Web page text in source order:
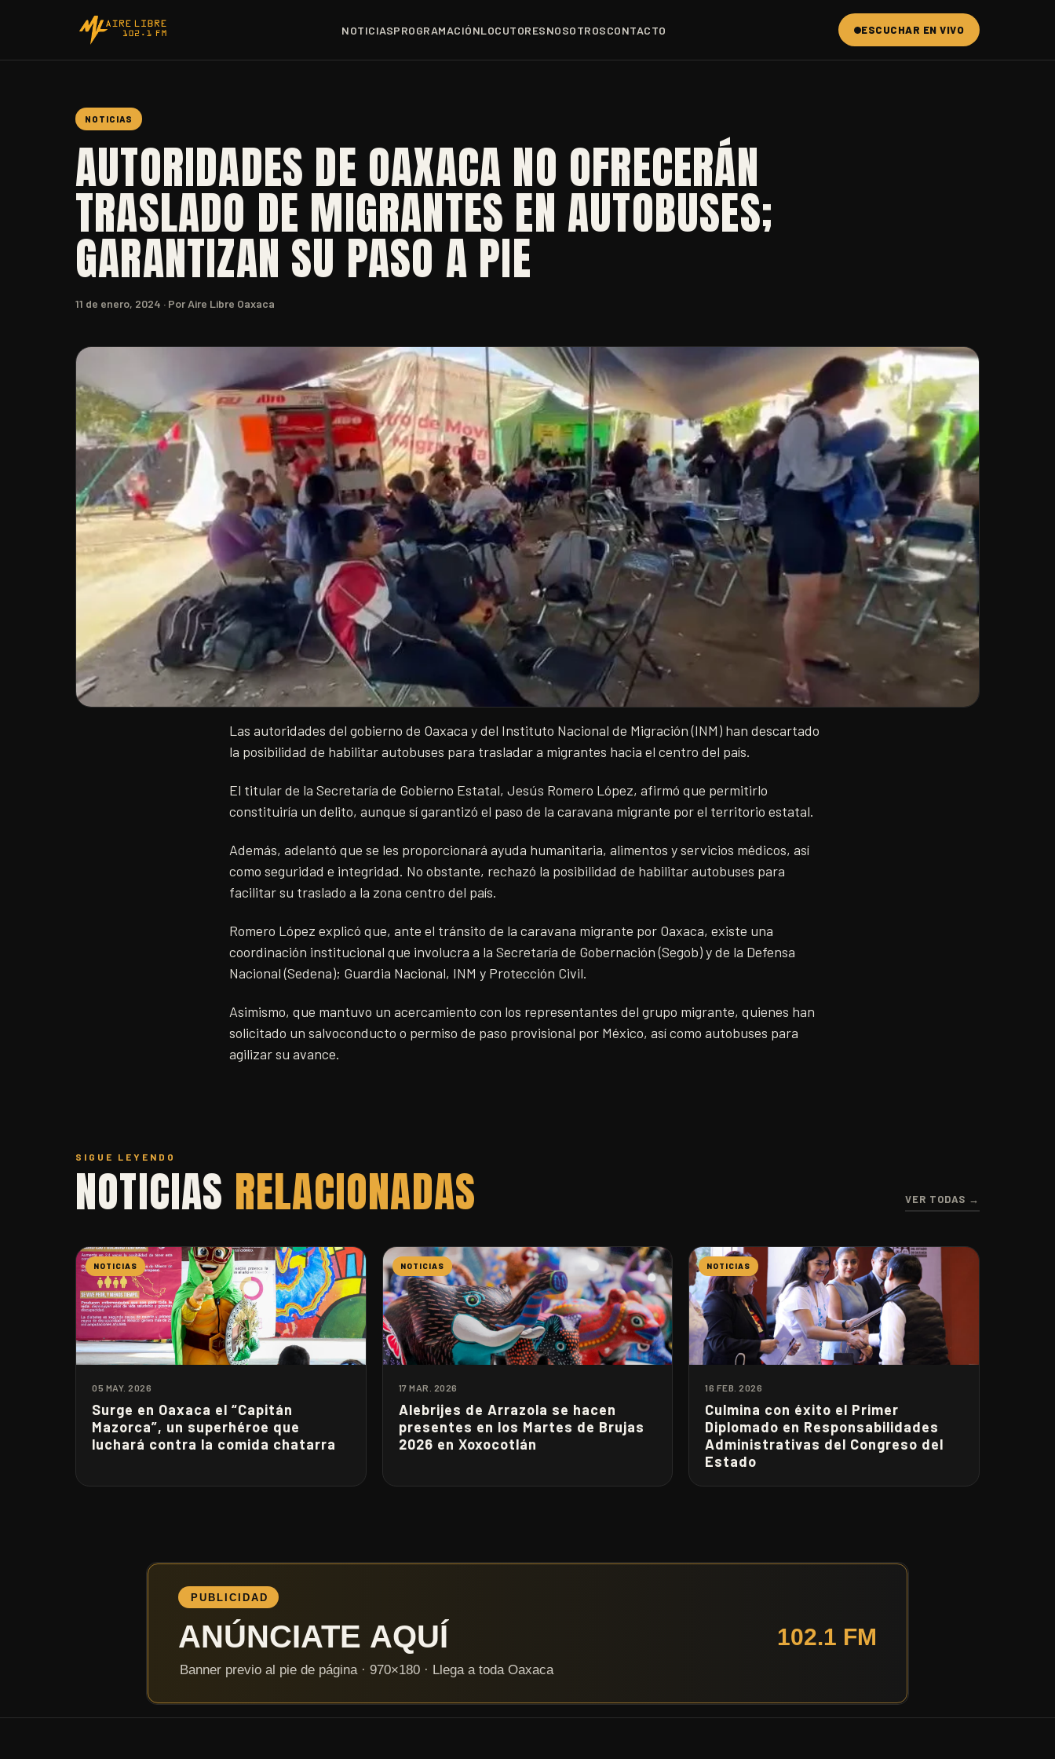
NOTICIASPROGRAMACIÓNLOCUTORESNOSOTROSCONTACTO ESCUCHAR EN VIVO
NOTICIAS
AUTORIDADES DE OAXACA NO OFRECERÁN
TRASLADO DE MIGRANTES EN AUTOBUSES;
GARANTIZAN SU PASO A PIE
11 de enero, 2024 · Por Aire Libre Oaxaca
Las autoridades del gobierno de Oaxaca y del Instituto Nacional de Migración (INM) han descartado
la posibilidad de habilitar autobuses para trasladar a migrantes hacia el centro del país.
​El titular de la Secretaría de Gobierno Estatal, Jesús Romero López, afirmó que permitirlo
constituiría un delito, aunque sí garantizó el paso de la caravana migrante por el territorio estatal.
Además, adelantó que se les proporcionará ayuda humanitaria, alimentos y servicios médicos, así
como seguridad e integridad. No obstante, rechazó la posibilidad de habilitar autobuses para
facilitar su traslado a la zona centro del país.
Romero López explicó que, ante el tránsito de la caravana migrante por Oaxaca, existe una
coordinación institucional que involucra a la Secretaría de Gobernación (Segob) y de la Defensa
Nacional (Sedena); Guardia Nacional, INM y Protección Civil.
Asimismo, que mantuvo un acercamiento con los representantes del grupo migrante, quienes han
solicitado un salvoconducto o permiso de paso provisional por México, así como autobuses para
agilizar su avance.
SIGUE LEYENDO
NOTICIAS RELACIONADAS VER TODAS →
NOTICIAS
05 MAY. 2026
Surge en Oaxaca el “Capitán
Mazorca”, un superhéroe que
luchará contra la comida chatarra
NOTICIAS
17 MAR. 2026
Alebrijes de Arrazola se hacen
presentes en los Martes de Brujas
2026 en Xoxocotlán
NOTICIAS
16 FEB. 2026
Culmina con éxito el Primer
Diplomado en Responsabilidades
Administrativas del Congreso del
Estado